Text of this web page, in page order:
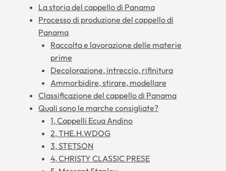
La storia del cappello di Panama
Processo di produzione del cappello di
Panama
Raccolta e lavorazione delle materie
prime
Decolorazione, intreccio, rifinitura
Ammorbidire, stirare, modellare
Classificazione del cappello di Panama
Quali sono le marche consigliate?
1, Cappelli Ecua Andino
2, THE.H.WDOG
3, STETSON
4, CHRISTY CLASSIC PRESE